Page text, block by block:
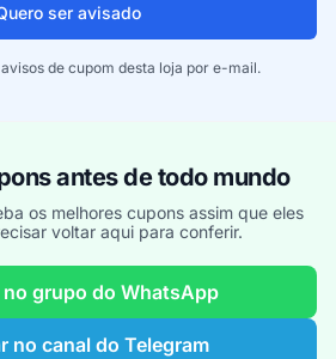
ser avisado
de cupom desta loja por e-mail.
antes de todo mundo
os melhores cupons assim que eles
voltar aqui para conferir.
no grupo do WhatsApp
no canal do Telegram